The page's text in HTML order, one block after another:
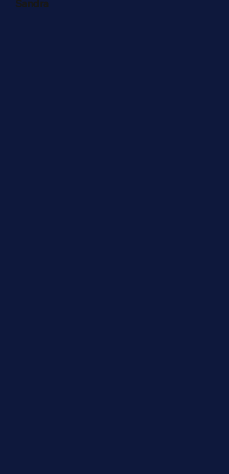
Sandra